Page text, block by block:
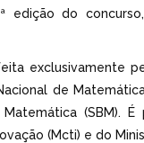
edição do
exclusivamente
de
(SBM).
(Mcti) e do